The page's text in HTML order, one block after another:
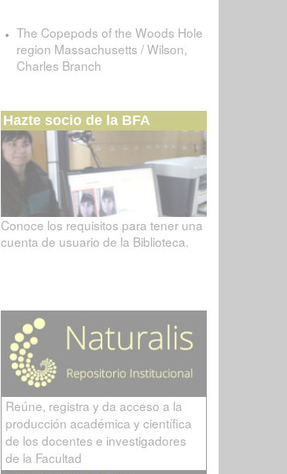
The Copepods of the Woods Hole
region Massachusetts / Wilson,
Charles Branch
Hazte socio de la BFA
Conoce los requisitos para tener una
cuenta de usuario de la Biblioteca.
Reúne, registra y da acceso a la
producción académica y científica
de los docentes e investigadores
de la Facultad